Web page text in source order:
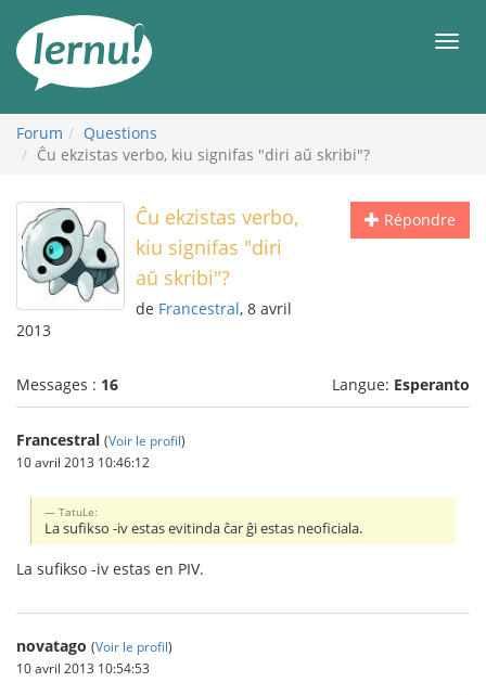
contenu
Forum
Questions
Ĉu ekzistas verbo, kiu signifas "diri aŭ skribi"?
Répondre
Ĉu ekzistas verbo,
kiu signifas "diri
aŭ skribi"?
de Francestral, 8 avril
2013
Messages : 16 Langue: Esperanto
Francestral (Voir le profil)
10 avril 2013 10:46:12
TatuLe:
La sufikso -iv estas evitinda ĉar ĝi estas neoficiala.
La sufikso -iv estas en PIV.
novatago (Voir le profil)
10 avril 2013 10:54:53